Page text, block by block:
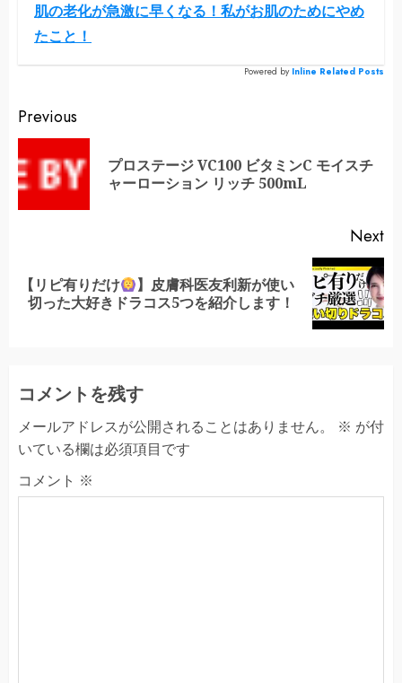
肌の老化が急激に早くなる！私がお肌のためにやめ
たこと！
Powered by Inline Related Posts
Continue
Reading
Previous
プロステージ VC100 ビタミンC モイスチ
ャーローション リッチ 500mL
Next
Next
post:
【リピ有りだけ
】皮膚科医友利新が使い
切った大好きドラコス5つを紹介します！
コメントを残す
メールアドレスが公開されることはありません。 ※ が付
いている欄は必須項目です
コメント ※